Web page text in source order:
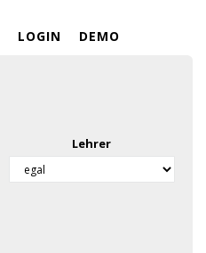
LOGIN DEMO
Lehrer